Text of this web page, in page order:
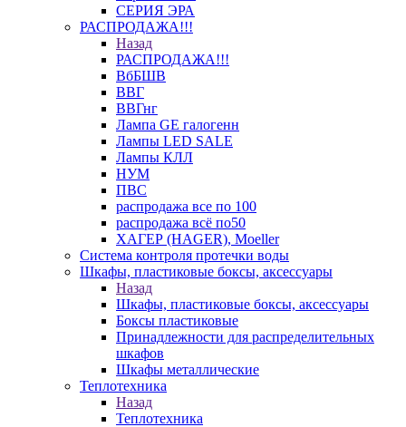
СЕРИЯ ЭРА
РАСПРОДАЖА!!!
Назад
РАСПРОДАЖА!!!
ВбБШВ
ВВГ
ВВГнг
Лампа GE галогенн
Лампы LED SALE
Лампы КЛЛ
НУМ
ПВС
распродажа все по 100
распродажа всё по50
ХАГЕР (HAGER), Moeller
Система контроля протечки воды
Шкафы, пластиковые боксы, аксессуары
Назад
Шкафы, пластиковые боксы, аксессуары
Боксы пластиковые
Принадлежности для распределительных
шкафов
Шкафы металлические
Теплотехника
Назад
Теплотехника